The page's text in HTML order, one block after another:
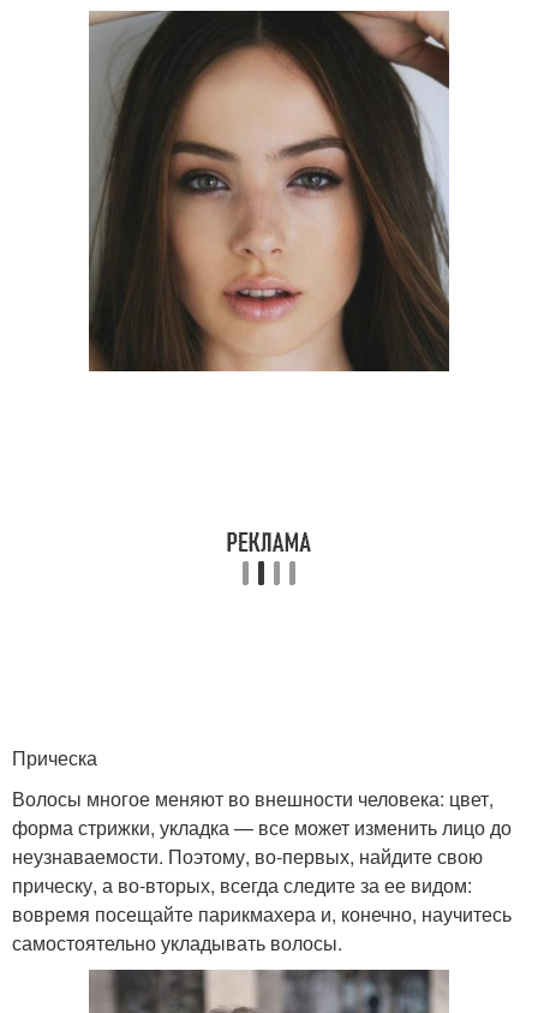
Прическа
Волосы многое меняют во внешности человека: цвет,
форма стрижки, укладка — все может изменить лицо до
неузнаваемости. Поэтому, во-первых, найдите свою
прическу, а во-вторых, всегда следите за ее видом:
вовремя посещайте парикмахера и, конечно, научитесь
самостоятельно укладывать волосы.